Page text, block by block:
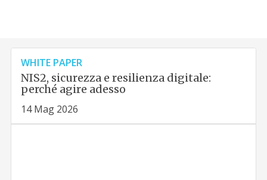
WHITE PAPER
NIS2, sicurezza e resilienza digitale:
perché agire adesso
14 Mag 2026